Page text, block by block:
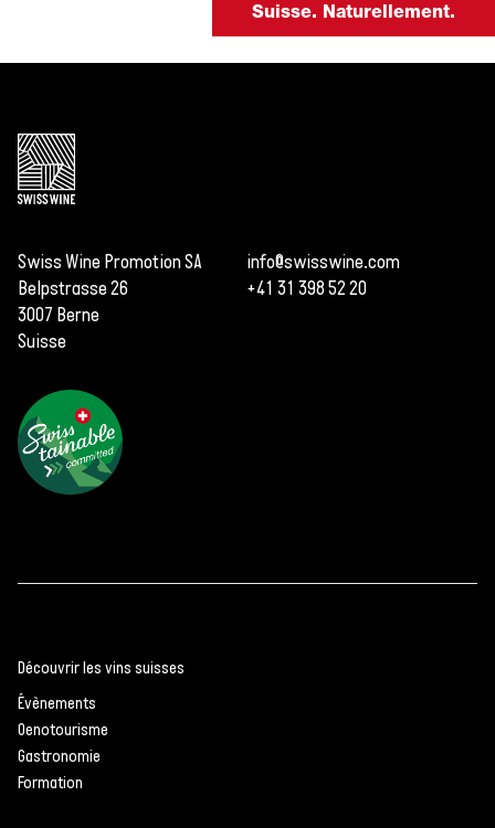
Suisse. Naturellement.
Swiss Wine Promotion SA
Belpstrasse 26
3007 Berne
Suisse
info@swisswine.com
+41 31 398 52 20
Découvrir les vins suisses
Évènements
Oenotourisme
Gastronomie
Formation